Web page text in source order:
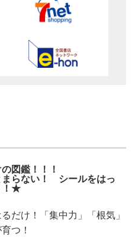
図鑑！！！
らない！ シールをはっ
！★
だけ！「集中力」「根気」
つ！